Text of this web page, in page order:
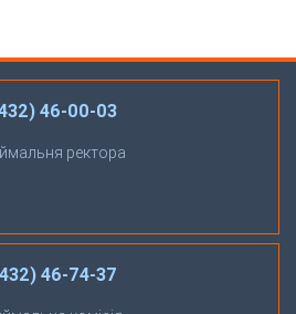
46-00-03
ректора
46-74-37